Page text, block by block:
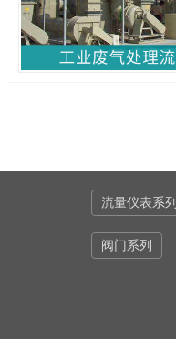
流量仪表系列
阀门系列